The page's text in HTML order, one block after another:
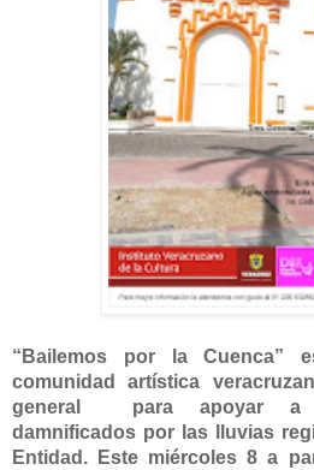
“Bailemos por la Cuenca”
comunidad artística
general
para apoyar a
damnificados por las lluvias
Entidad. Este miércoles8 a